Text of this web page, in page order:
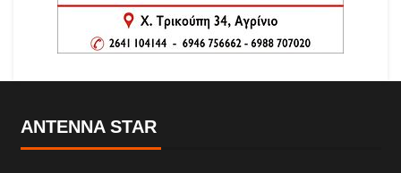
ANTENNA STAR